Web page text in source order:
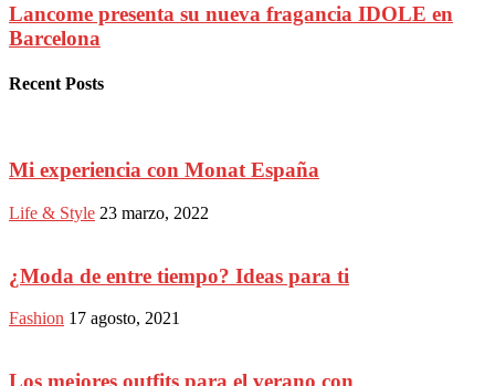
Lancome presenta su nueva fragancia IDOLE en
Barcelona
Recent Posts
Mi experiencia con Monat España
Life & Style 23 marzo, 2022
¿Moda de entre tiempo? Ideas para ti
Fashion 17 agosto, 2021
Los mejores outfits para el verano con